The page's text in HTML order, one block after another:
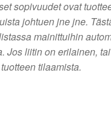
sopivuudet ovat
johtuen jne jne.
mainittuihin
Jos liitin on erilainen,
tilaamista.